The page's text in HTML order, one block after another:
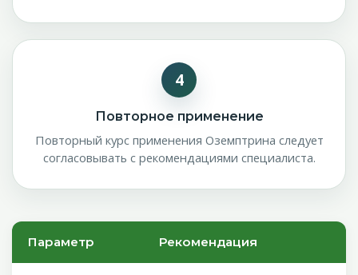
4
Повторное применение
Повторный курс применения Оземптрина следует
согласовывать с рекомендациями специалиста.
Параметр Рекомендация